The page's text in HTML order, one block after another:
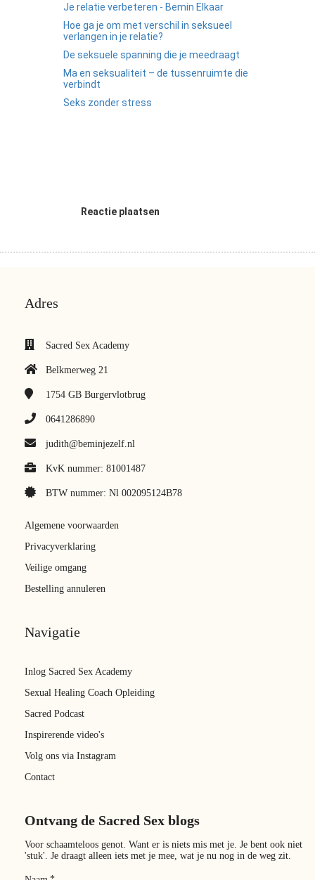
Je relatie verbeteren - Bemin Elkaar
Hoe ga je om met verschil in seksueel
verlangen in je relatie?
De seksuele spanning die je meedraagt
Ma en seksualiteit – de tussenruimte die
verbindt
Seks zonder stress
Reactie plaatsen
Adres
Sacred Sex Academy
Belkmerweg 21
1754 GB Burgervlotbrug
0641286890
judith@beminjezelf.nl
KvK nummer: 81001487
BTW nummer: Nl 002095124B78
Algemene voorwaarden
Privacyverklaring
Veilige omgang
Bestelling annuleren
Navigatie
Inlog Sacred Sex Academy
Sexual Healing Coach Opleiding
Sacred Podcast
Inspirerende video's
Volg ons via Instagram
Contact
Ontvang de Sacred Sex blogs
Voor schaamteloos genot. Want er is niets mis met je. Je bent ook niet
'stuk'. Je draagt alleen iets met je mee, wat je nu nog in de weg zit.